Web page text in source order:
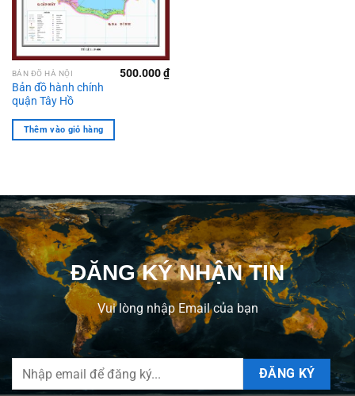
BẢN ĐỒ HÀ NỘI
Bản đồ hành chính
quận Tây Hồ
500.000₫
Thêm vào giỏ hàng
ĐĂNG KÝ NHẬN TIN
Vui lòng nhập Email của bạn